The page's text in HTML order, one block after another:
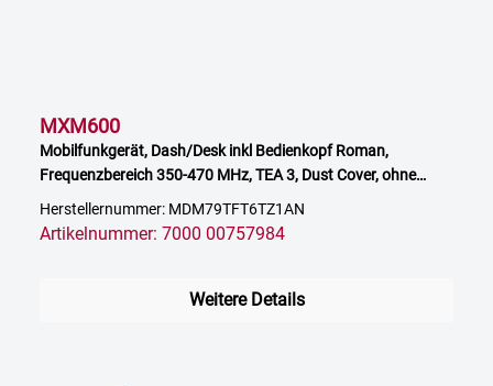
MXM600
Mobilfunkgerät, Dash/Desk inkl Bedienkopf Roman,
Frequenzbereich 350-470 MHz, TEA 3, Dust Cover, ohne
Zubehör
Herstellernummer: MDM79TFT6TZ1AN
Artikelnummer: 7000 00757984
Weitere Details